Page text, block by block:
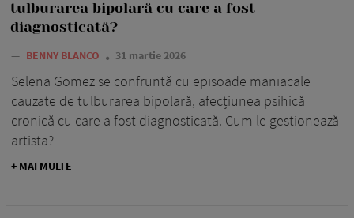
tulburarea bipolară cu care a fost
diagnosticată?
— BENNY BLANCO 31 martie 2026
Selena Gomez se confruntă cu episoade maniacale
cauzate de tulburarea bipolară, afecțiunea psihică
cronică cu care a fost diagnosticată. Cum le gestionează
artista?
+ MAI MULTE